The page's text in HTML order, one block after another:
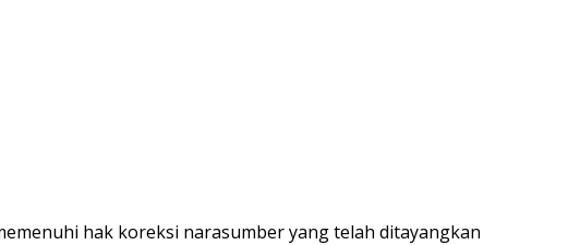
hak koreksi narasumber yang telah ditayangkan